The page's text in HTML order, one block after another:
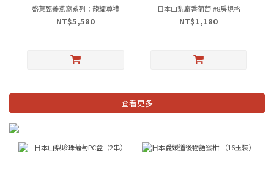
盛菓甄養燕窩系列：龍耀尊禮
NT$5,580
日本山梨麝香葡萄 #8房規格
NT$1,180
查看更多